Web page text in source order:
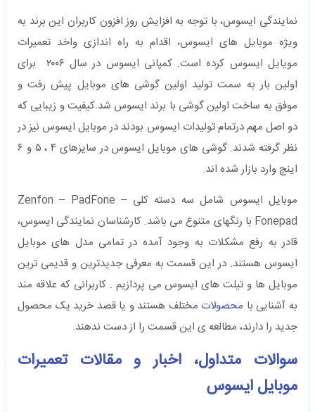
نمایندگی ایسوس، با توجه به افزایش روز افزون کاربران این برند به
ویژه موبایل های ایسوس، اقدام به راه اندازی واخد تعمیرات
مویایل ایسوس کرده است. کمپانی ایسوس در سال ۲۰۰۶ برای
اولین بار به سمت تولید اولین گوشی های موبایل پیش رفت و
موفق به ساخت اولین گوشی با برند ایسوس شد.کیفیت و زیبایی که
دو اصل مهم درتمام تولیدات ایسوس بودند در موبایل ایسوس نیز در
نظر گرفته شدند. گوشی های موبایل ایسوس در سایزهای ۴ ، ۵ و ۶
اینچ وارد بازار شده اند.
موبایل ایسوس شامل سه دسته کلی Zenfon – PadFone –
Fonepad با رنگهای متنوع می باشد. کارشناسان نمایندگی ایسوس،
قادر به رفع مشکلات به وجود آمده در تمامی مدل های موبایل
ایسوس هستند. در این قسمت به معرفی جدیدترین و قدیمی ترین
موبایل ها و تیلت های ایسوس می پردازیم . کاربرانی که علاقه مند
به آشنایی با محصولات مختلف هستند و یا قصد خرید یک محصول
جدید را دارند، مطالعه ی این قسمت را از دست ندهند.
سوالات متداول، اخبار و مقالات تعمیرات
موبایل ایسوس